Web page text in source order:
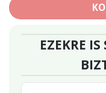
EZEKRE